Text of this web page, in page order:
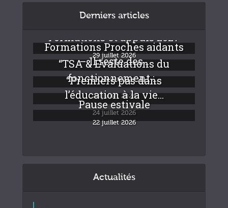
Derniers articles
Formations et appuis 2027
29 juillet 2026
Formations Proches aidants
– Il reste des...
24 juillet 2026
“TSA & Evaluations du
fonctionnement :...
24 juillet 2026
“Premiers pas dans
l’éducation à la vie...
24 juillet 2026
Pause estivale
22 juillet 2026
Actualités